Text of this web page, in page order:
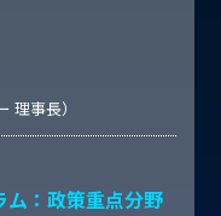
理事長）
ム：政策重点分野